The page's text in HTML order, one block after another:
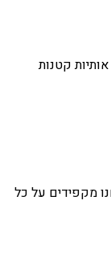
למנה, ללא אותיות קטנות
מקפידים על כל